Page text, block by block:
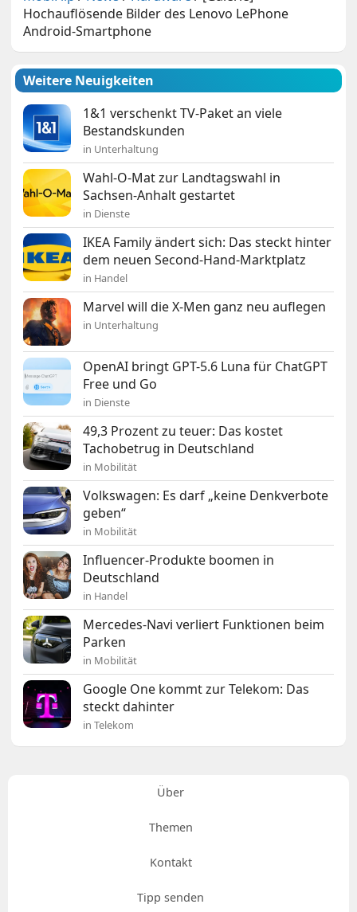
Hochauflösende Bilder des Lenovo LePhone
Android-Smartphone
Weitere Neuigkeiten
1&1 verschenkt TV-Paket an viele
Bestandskunden
in Unterhaltung
Wahl-O-Mat zur Landtagswahl in
Sachsen-Anhalt gestartet
in Dienste
IKEA Family ändert sich: Das steckt hinter
dem neuen Second-Hand-Marktplatz
in Handel
Marvel will die X-Men ganz neu auflegen
in Unterhaltung
OpenAI bringt GPT-5.6 Luna für ChatGPT
Free und Go
in Dienste
49,3 Prozent zu teuer: Das kostet
Tachobetrug in Deutschland
in Mobilität
Volkswagen: Es darf „keine Denkverbote
geben“
in Mobilität
Influencer-Produkte boomen in
Deutschland
in Handel
Mercedes-Navi verliert Funktionen beim
Parken
in Mobilität
Google One kommt zur Telekom: Das
steckt dahinter
in Telekom
Über
Themen
Kontakt
Tipp senden